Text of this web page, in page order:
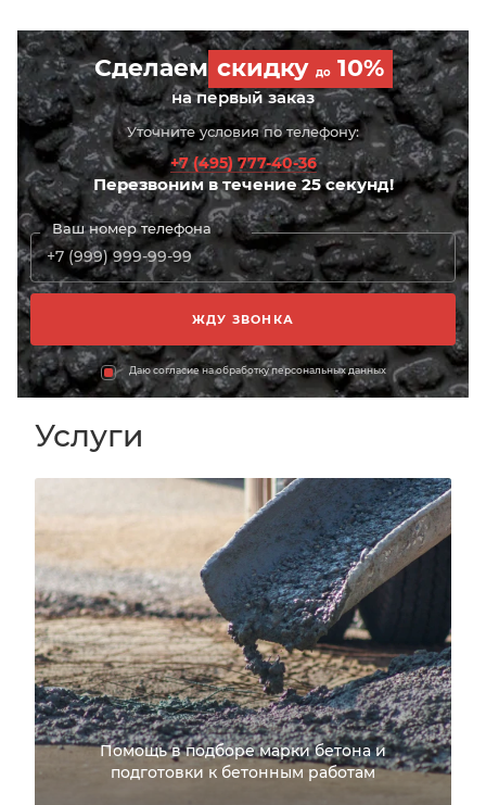
Сделаем скидку до10%
на первый заказ
Уточните условия по телефону:
+7 (495) 777-40-36
Перезвоним в течение 25 секунд!
Ваш номер телефона
Даю согласие на обработку персональных данных
Услуги
Помощь в подборе марки бетона и
подготовки к бетонным работам